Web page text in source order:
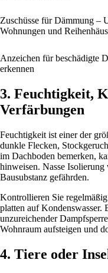
Zuschüsse für Dämmung –
Wohnungen und
Anzeichen für beschädigte
erkennen
3. Feuchtigkeit,
Verfärbungen
Feuchtigkeit ist einer der
dunkle Flecken,
im Dachboden bemerken,
hinweisen. Nasse
Bausubstanz gefährden.
Kontrollieren Sie
platten auf Kondenswasser.
unzureichender
Wohnraum aufsteigen und
4. Tiere oder